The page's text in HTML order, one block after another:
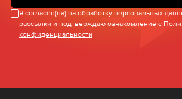
Я согласен(на) на обработку персональных
рассылки и подтверждаю ознакомление с
конфиденциальности